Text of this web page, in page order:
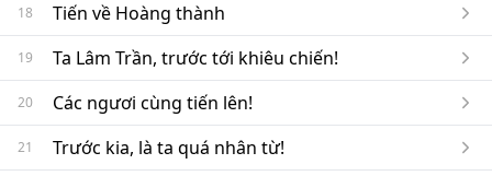
18 Tiến về Hoàng thành
19 Ta Lâm Trần, trước tới khiêu chiến!
20 Các ngươi cùng tiến lên!
21 Trước kia, là ta quá nhân từ!